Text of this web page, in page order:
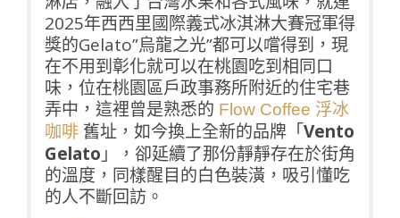
2025年西西里國際義式冰淇淋大賽冠軍得
獎的Gelato”烏龍之光”都可以嚐得到，現
在不用到彰化就可以在桃園吃到相同口
味，位在桃園區戶政事務所附近的住宅巷
弄中，這裡曾是熟悉的 Flow Coffee 浮冰
咖啡 舊址，如今換上全新的品牌「Vento
Gelato 」，卻延續了那份靜靜存在於街角
的溫度，同樣醒目的白色裝潢，吸引懂吃
的人不斷回訪。